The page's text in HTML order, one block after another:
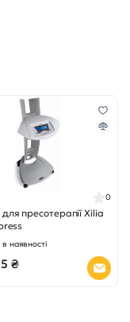
пресотерапії Xilia
0
наявності
₴